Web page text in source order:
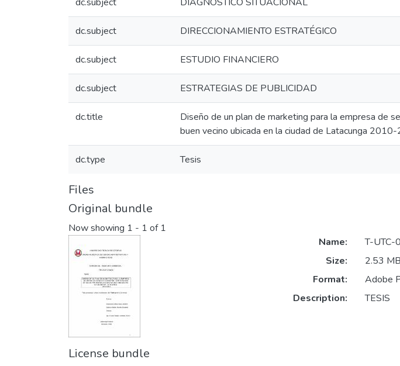
dc.subject DIRECCIONAMIENTO ESTRATÉGICO
dc.subject ESTUDIO FINANCIERO
dc.subject ESTRATEGIAS DE PUBLICIDAD
dc.title
Diseño de un plan de marketing para la empresa de
buen vecino ubicada en la ciudad de Latacunga
dc.type Tesis
Files
Original bundle
Now showing 1 - 1 of 1
Name:
T-UTC-
Size:
2.53 MB
Format:
Adobe
Description:
TESIS
License bundle